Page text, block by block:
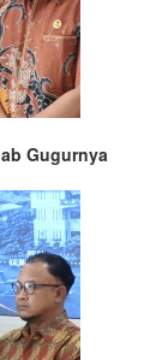
Gugurnya